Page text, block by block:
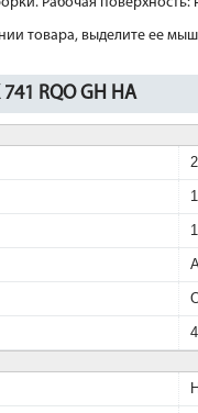
кухне
товара, выделите ее
RQO GH HA
4